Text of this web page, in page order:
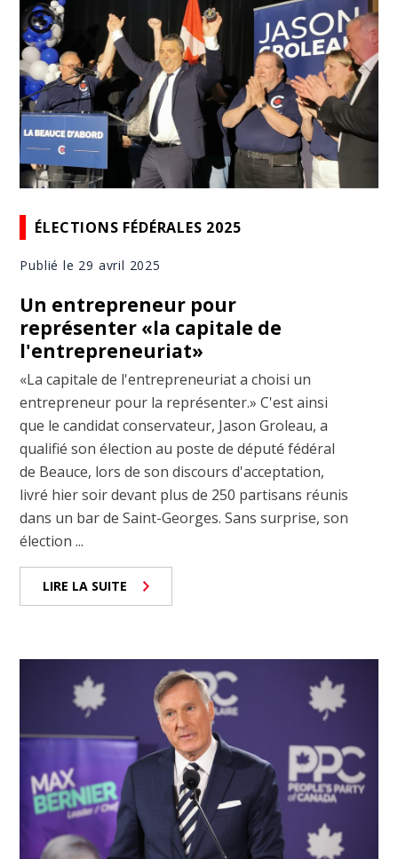
ÉLECTIONS FÉDÉRALES 2025
Publié le 29 avril 2025
Un entrepreneur pour
représenter «la capitale de
l'entrepreneuriat»
«La capitale de l'entrepreneuriat a choisi un
entrepreneur pour la représenter.» C'est ainsi
que le candidat conservateur, Jason Groleau, a
qualifié son élection au poste de député fédéral
de Beauce, lors de son discours d'acceptation,
livré hier soir devant plus de 250 partisans réunis
dans un bar de Saint-Georges. Sans surprise, son
élection ...
LIRE LA SUITE